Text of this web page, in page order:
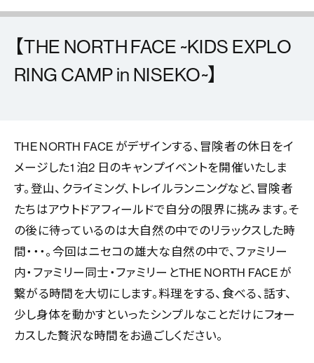
【THE NORTH FACE ~KIDS EXPLO
RING CAMP in NISEKO~】
THE NORTH FACE がデザインする、冒険者の休日をイ
メージした1 泊2 日のキャンプイベントを開催いたしま
す。登山、クライミング、トレイルランニングなど、冒険者
たちはアウトドアフィールドで自分の限界に挑みます。そ
の後に待っているのは大自然の中でのリラックスした時
間・・・。今回はニセコの雄大な自然の中で、ファミリー
内・ファミリー同士・ファミリーとTHE NORTH FACE が
繋がる時間を大切にします。料理をする、食べる、話す、
少し身体を動かすといったシンプルなことだけにフォー
カスした贅沢な時間をお過ごしください。